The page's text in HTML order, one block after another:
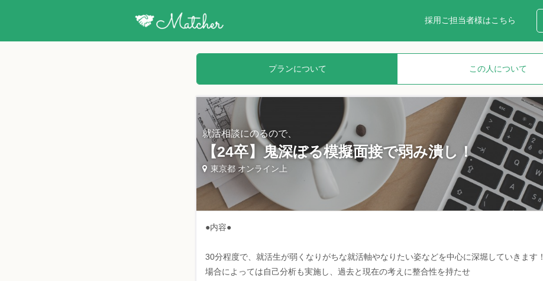
採用ご担当者様はこちら
プランについて この人について
就活相談にのるので、
【24卒】鬼深ぼる模擬面接で弱み潰し！
東京都 オンライン上
●内容●
30分程度で、就活生が弱くなりがちな就活軸やなりたい姿などを中心に深堀していきます！
場合によっては自己分析も実施し、過去と現在の考えに整合性を持たせ